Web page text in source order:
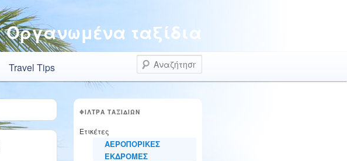
Οργανωμένα ταξίδια
Travel Tips
ΦΙΛΤΡΑ ΤΑΞΙΔΙΩΝ
Ετικέτες
ΑΕΡΟΠΟΡΙΚΕΣ
ΕΚΔΡΟΜΕΣ